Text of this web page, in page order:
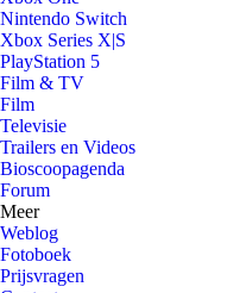
Nintendo Switch
Xbox Series X|S
PlayStation 5
Film & TV
Film
Televisie
Trailers en Videos
Bioscoopagenda
Forum
Meer
Weblog
Fotoboek
Prijsvragen